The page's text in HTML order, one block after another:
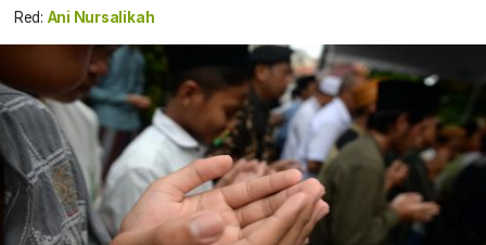
Red: Ani Nursalikah